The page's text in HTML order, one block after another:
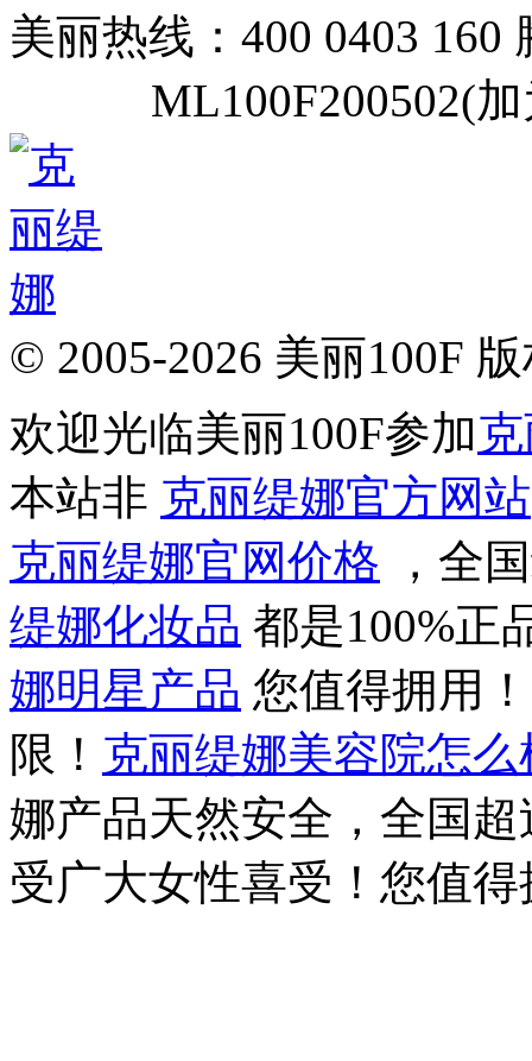
美丽热线：400 0403 160
ML100F200502(
© 2005-2026 美丽100F
欢迎光临美丽100F参加
本站非 克丽缇娜官方网站
克丽缇娜官网价格 ，全
缇娜化妆品 都是100%正
娜明星产品 您值得拥用
限！ 克丽缇娜美容院怎么
娜产品天然安全，全国
受广大女性喜受！您值得